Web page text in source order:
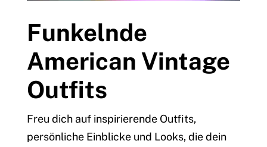
Funkelnde
American Vintage
Outfits
Freu dich auf inspirierende Outfits,
persönliche Einblicke und Looks, die dein